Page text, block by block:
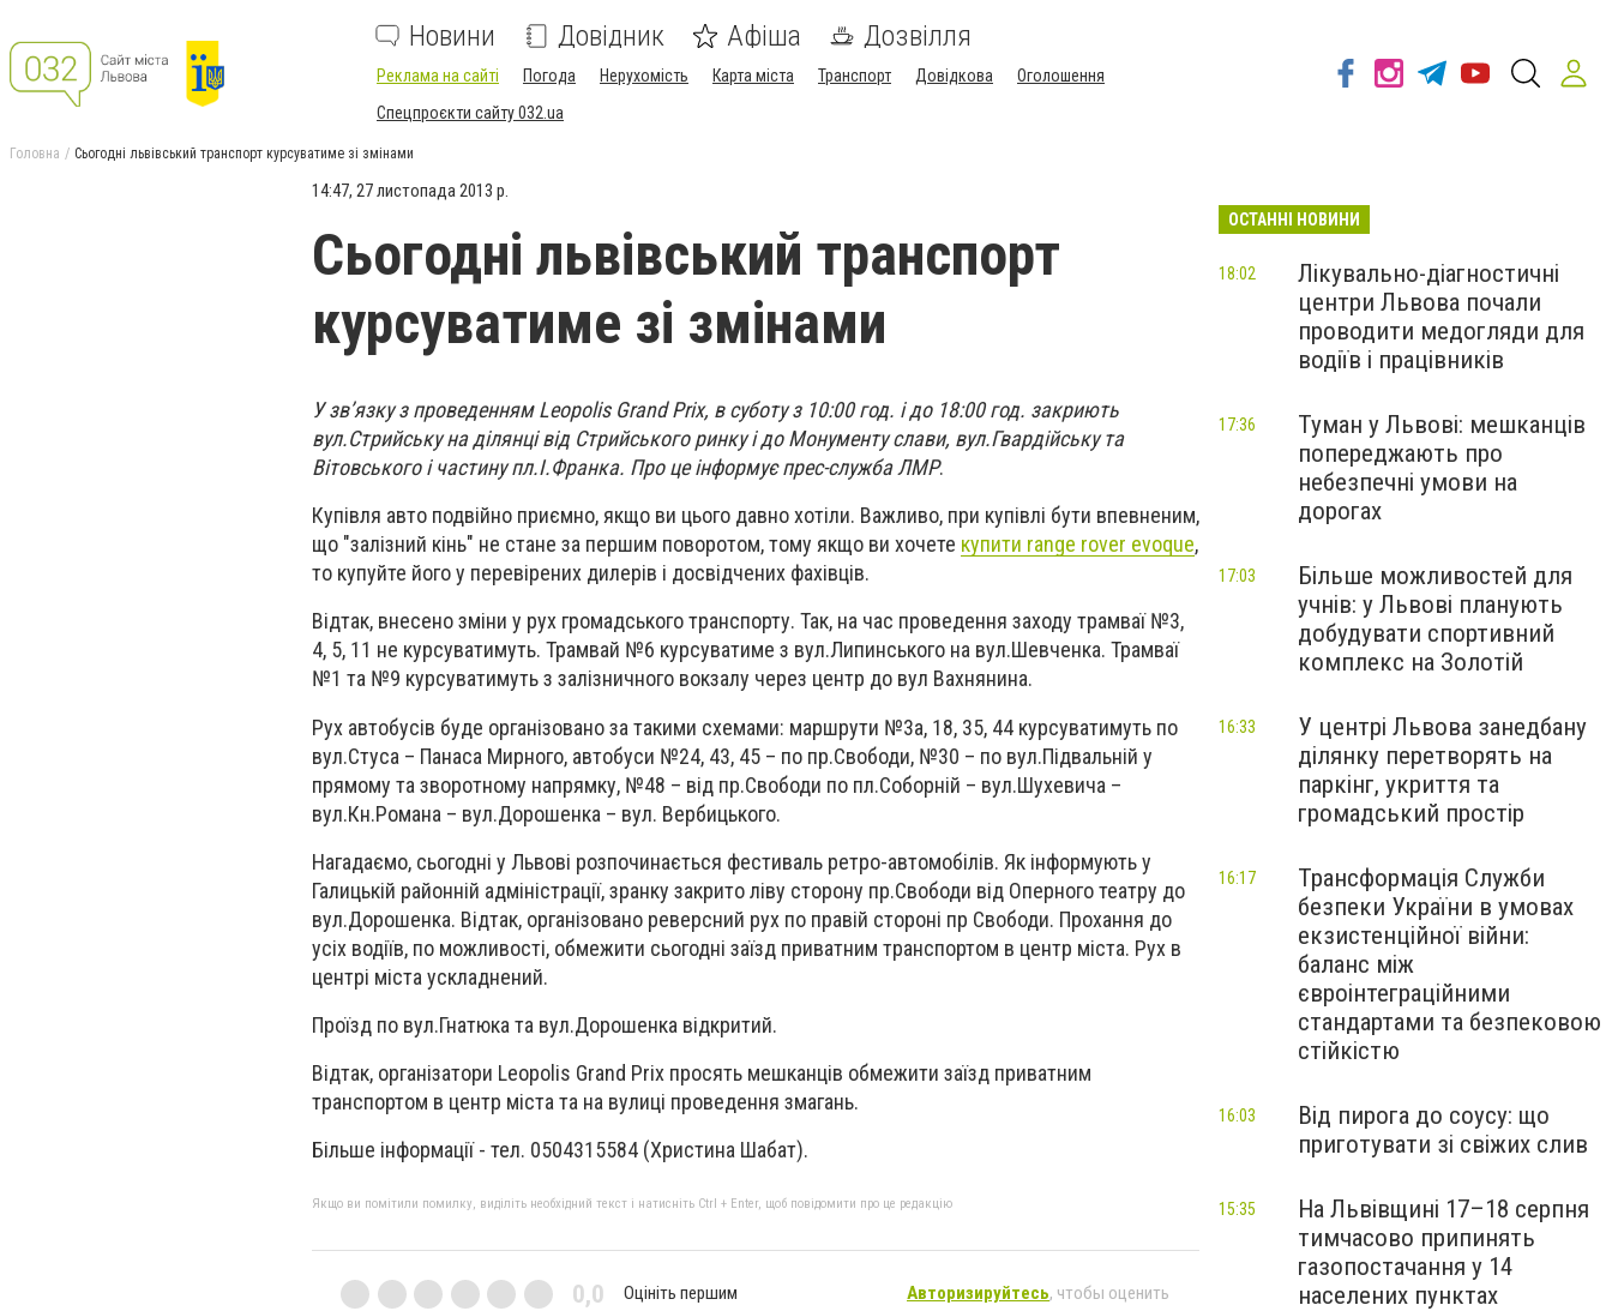
Новини Довідник Афіша Дозвілля
Реклама на сайті Погода Нерухомість Карта міста Транспорт Довідкова
Оголошення
Спецпроєкти сайту 032.ua
Головна Сьогодні львівський транспорт курсуватиме зі змінами
14:47, 27 листопада 2013 р.
Сьогодні львівський транспорт
курсуватиме зі змінами
У зв’язку з проведенням Leopolis Grand Prix, в суботу з 10:00 год. і до 18:00 год. закриють
вул.Стрийську на ділянці від Стрийського ринку і до Монументу слави, вул.Гвардійську та
Вітовського і частину пл.І.Франка. Про це інформує прес-служба ЛМР.
Купівля авто подвійно приємно, якщо ви цього давно хотіли. Важливо, при купівлі бути впевненим,
що "залізний кінь" не стане за першим поворотом, тому якщо ви хочете купити range rover evoque,
то купуйте його у перевірених дилерів і досвідчених фахівців.
Відтак, внесено зміни у рух громадського транспорту. Так, на час проведення заходу трамваї №3,
4, 5, 11 не курсуватимуть. Трамвай №6 курсуватиме з вул.Липинського на вул.Шевченка. Трамваї
№1 та №9 курсуватимуть з залізничного вокзалу через центр до вул Вахнянина.
Рух автобусів буде організовано за такими схемами: маршрути №3а, 18, 35, 44 курсуватимуть по
вул.Стуса – Панаса Мирного, автобуси №24, 43, 45 – по пр.Свободи, №30 – по вул.Підвальній у
прямому та зворотному напрямку, №48 – від пр.Свободи по пл.Соборній – вул.Шухевича –
вул.Кн.Романа – вул.Дорошенка – вул. Вербицького.
Нагадаємо, сьогодні у Львові розпочинається фестиваль ретро-автомобілів. Як інформують у
Галицькій районній адміністрації, зранку закрито ліву сторону пр.Свободи від Оперного театру до
вул.Дорошенка. Відтак, організовано реверсний рух по правій стороні пр Свободи. Прохання до
усіх водіїв, по можливості, обмежити сьогодні заїзд приватним транспортом в центр міста. Рух в
центрі міста ускладнений.
Проїзд по вул.Гнатюка та вул.Дорошенка відкритий.
Відтак, організатори Leopolis Grand Prix просять мешканців обмежити заїзд приватним
транспортом в центр міста та на вулиці проведення змагань.
Більше інформації - тел. 0504315584 (Христина Шабат).
Якщо ви помітили помилку, виділіть необхідний текст і натисніть Ctrl + Enter, щоб повідомити про це редакцію
0,0 Оцініть першим Авторизируйтесь, чтобы оценить
ОСТАННІ НОВИНИ
Лікувально-діагностичні
центри Львова почали
проводити медогляди для
водіїв і працівників
18:02
Туман у Львові: мешканців
попереджають про
небезпечні умови на
дорогах
17:36
Більше можливостей для
учнів: у Львові планують
добудувати спортивний
комплекс на Золотій
17:03
У центрі Львова занедбану
ділянку перетворять на
паркінг, укриття та
громадський простір
16:33
Трансформація Служби
безпеки України в умовах
екзистенційної війни:
баланс між
євроінтеграційними
стандартами та безпековою
стійкістю
16:17
Від пирога до соусу: що
приготувати зі свіжих слив
16:03
На Львівщині 17–18 серпня
тимчасово припинять
газопостачання у 14
населених пунктах
15:35